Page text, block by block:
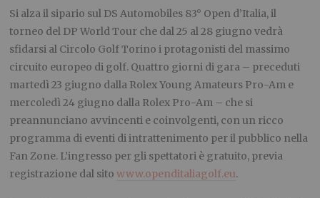
Si alza il sipario sul DS Automobiles 83° Open d’Italia, il
torneo del DP World Tour che dal 25 al 28 giugno vedrà
sfidarsi al Circolo Golf Torino i protagonisti del massimo
circuito europeo di golf. Quattro giorni di gara – preceduti
martedì 23 giugno dalla Rolex Young Amateurs Pro-Am e
mercoledì 24 giugno dalla Rolex Pro-Am – che si
preannunciano avvincenti e coinvolgenti, con un ricco
programma di eventi di intrattenimento per il pubblico nella
Fan Zone. L’ingresso per gli spettatori è gratuito, previa
registrazione dal sitowww.openditaliagolf.eu.